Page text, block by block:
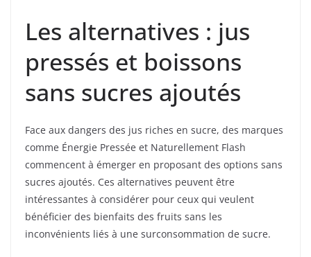
Les alternatives : jus
pressés et boissons
sans sucres ajoutés
Face aux dangers des jus riches en sucre, des marques
comme Énergie Pressée et Naturellement Flash
commencent à émerger en proposant des options sans
sucres ajoutés. Ces alternatives peuvent être
intéressantes à considérer pour ceux qui veulent
bénéficier des bienfaits des fruits sans les
inconvénients liés à une surconsommation de sucre.